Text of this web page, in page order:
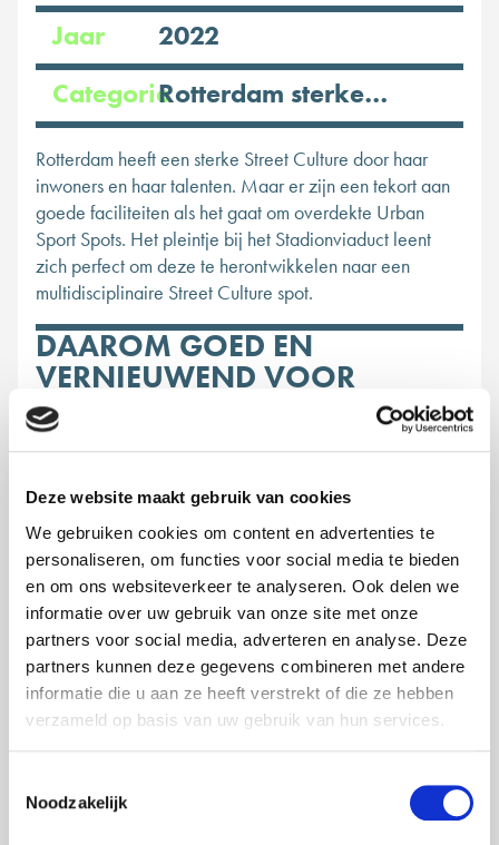
Deze website maakt gebruik van cookies
We gebruiken cookies om content en advertenties te
personaliseren, om functies voor social media te bieden
en om ons websiteverkeer te analyseren. Ook delen we
informatie over uw gebruik van onze site met onze
partners voor social media, adverteren en analyse. Deze
partners kunnen deze gegevens combineren met andere
informatie die u aan ze heeft verstrekt of die ze hebben
verzameld op basis van uw gebruik van hun services.
Noodzakelijk
Jaar
2022
CategorieRotterdam sterker door
Rotterdam heeft een sterke Street Culture door haar
inwoners en haar talenten. Maar er zijn een tekort aan
goede faciliteiten als het gaat om overdekte Urban
Sport Spots. Het pleintje bij het Stadionviaduct leent
zich perfect om deze te herontwikkelen naar een
multidisciplinaire Street Culture spot.
DAAROM GOED EN
VERNIEUWEND VOOR
ROTTERDAM.
De stad heeft inspirerende
overdekte spots nodig
Uit onderzoek is gebleken dat jongeren vanaf 12 jaar de
traditionele sporten verlaten en er behoefte is naar
overdekte creatieve spots. Waar jongeren zich kunnen
bezig houden met verschillende sport en kunstvormen uit
de Street Culture.